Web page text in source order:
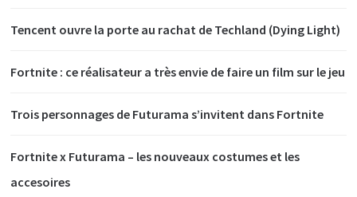
Tencent ouvre la porte au rachat de Techland (Dying Light)
Fortnite : ce réalisateur a très envie de faire un film sur le jeu
Trois personnages de Futurama s’invitent dans Fortnite
Fortnite x Futurama – les nouveaux costumes et les
accesoires